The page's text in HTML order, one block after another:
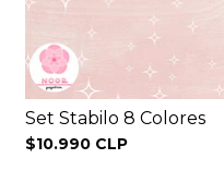
Set Stabilo 8 Colores
$10.990 CLP